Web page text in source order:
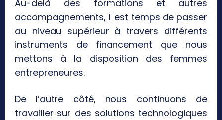
Au-delà des formations et autres
accompagnements, il est temps de passer
au niveau supérieur à travers différents
instruments de financement que nous
mettons à la disposition des femmes
entrepreneures.
De l’autre côté, nous continuons de
travailler sur des solutions technologiques